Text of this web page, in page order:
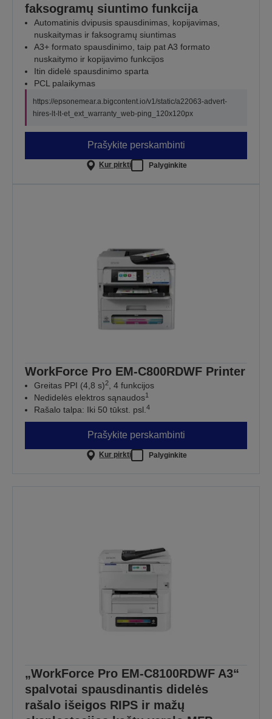
faksogramų siuntimo funkcija
Automatinis dvipusis spausdinimas, kopijavimas,
nuskaitymas ir faksogramų siuntimas
A3+ formato spausdinimo, taip pat A3 formato
nuskaitymo ir kopijavimo funkcijos
Itin didelė spausdinimo sparta
PCL palaikymas
https://epsonemear.a.bigcontent.io/v1/static/a22063-advert-
hires-lt-lt-et_ext_warranty_web-ping_120x120px
Prašykite perskambinti
Kur pirkti Palyginkite
WorkForce Pro EM-C800RDWF Printer
Greitas PPI (4,8 s)2
, 4 funkcijos
Nedidelės elektros sąnaudos1
Rašalo talpa: Iki 50 tūkst. psl. 4
Prašykite perskambinti
Kur pirkti Palyginkite
„WorkForce Pro EM-C8100RDWF A3“
spalvotai spausdinantis didelės
rašalo išeigos RIPS ir mažų